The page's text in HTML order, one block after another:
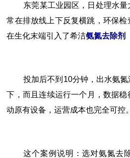
东莞某工业园区，日处理水
常在排放线上下反复横跳，环保
在生化末端引入了希洁氨氮去除剂
投加后不到10分钟，出水氨
下，而且连续运行一个月，数据
动原有设备，运营成本也完全可控。
这个案例说明：选对氨氮去